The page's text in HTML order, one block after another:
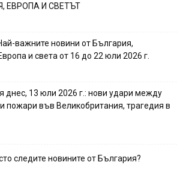
ЕВРОПА И СВЕТЪТ
важните новини от България,
и света от 16 до 22 юли 2026 г.
днес, 13 юли 2026 г.: нови удари между
пожари във Великобритания, трагедия в
следите новините от България?